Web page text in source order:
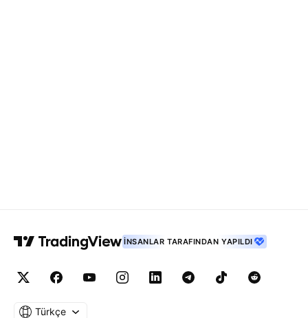
İNSANLAR TARAFINDAN YAPILDI
Türkçe